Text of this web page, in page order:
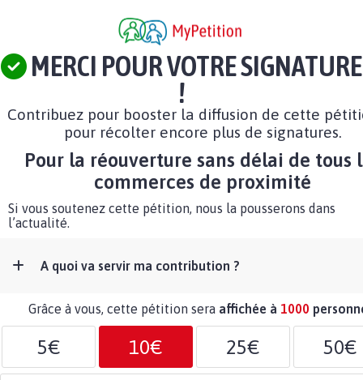
MERCI POUR VOTRE SIGNATURE
!
Contribuez pour booster la diffusion de cette
pour récolter encore plus de signatures.
Pour la réouverture sans délai de tous
commerces de proximité
Si vous soutenez cette pétition, nous la pousserons dans
l’actualité.
A quoi va servir ma contribution ?
Grâce à vous, cette pétition sera affichée à 1000
5€ 10€ 25€ 50€